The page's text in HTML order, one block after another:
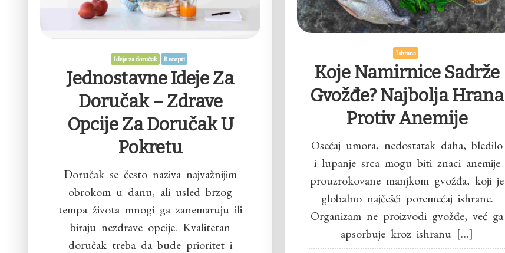
Ideje za doručak Recepti
Jednostavne Ideje Za
Doručak – Zdrave
Opcije Za Doručak U
Pokretu
Doručak se često naziva najvažnijim
obrokom u danu, ali usled brzog
tempa života mnogi ga zanemaruju ili
biraju nezdrave opcije. Kvalitetan
doručak treba da bude prioritet i
Ishrana
Koje Namirnice Sadrže
Gvožđe? Najbolja Hrana
Protiv Anemije
Osećaj umora, nedostatak daha, bledilo
i lupanje srca mogu biti znaci anemije
prouzrokovane manjkom gvožđa, koji je
globalno najčešći poremećaj ishrane.
Organizam ne proizvodi gvožđe, već ga
apsorbuje kroz ishranu […]